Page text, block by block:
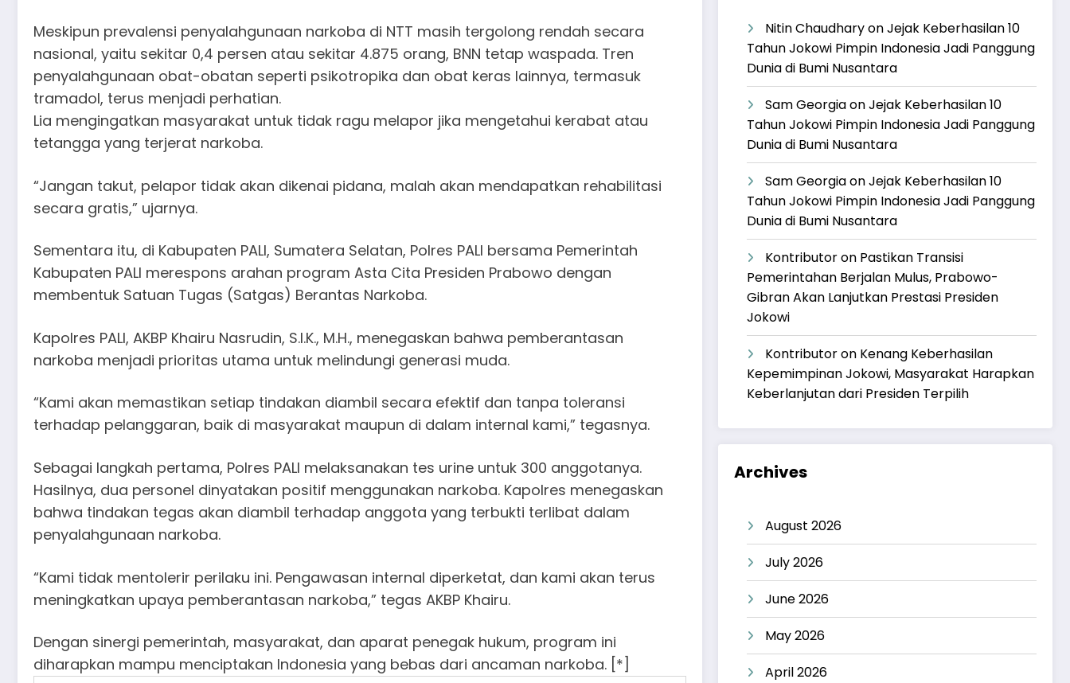
Meskipun prevalensi penyalahgunaan narkoba di NTT masih tergolong rendah secara
nasional, yaitu sekitar 0,4 persen atau sekitar 4.875 orang, BNN tetap waspada. Tren
penyalahgunaan obat-obatan seperti psikotropika dan obat keras lainnya, termasuk
tramadol, terus menjadi perhatian.
Lia mengingatkan masyarakat untuk tidak ragu melapor jika mengetahui kerabat atau
tetangga yang terjerat narkoba.
“Jangan takut, pelapor tidak akan dikenai pidana, malah akan mendapatkan rehabilitasi
secara gratis,” ujarnya.
Sementara itu, di Kabupaten PALI, Sumatera Selatan, Polres PALI bersama Pemerintah
Kabupaten PALI merespons arahan program Asta Cita Presiden Prabowo dengan
membentuk Satuan Tugas (Satgas) Berantas Narkoba.
Kapolres PALI, AKBP Khairu Nasrudin, S.I.K., M.H., menegaskan bahwa pemberantasan
narkoba menjadi prioritas utama untuk melindungi generasi muda.
“Kami akan memastikan setiap tindakan diambil secara efektif dan tanpa toleransi
terhadap pelanggaran, baik di masyarakat maupun di dalam internal kami,” tegasnya.
Sebagai langkah pertama, Polres PALI melaksanakan tes urine untuk 300 anggotanya.
Hasilnya, dua personel dinyatakan positif menggunakan narkoba. Kapolres menegaskan
bahwa tindakan tegas akan diambil terhadap anggota yang terbukti terlibat dalam
penyalahgunaan narkoba.
“Kami tidak mentolerir perilaku ini. Pengawasan internal diperketat, dan kami akan terus
meningkatkan upaya pemberantasan narkoba,” tegas AKBP Khairu.
Dengan sinergi pemerintah, masyarakat, dan aparat penegak hukum, program ini
diharapkan mampu menciptakan Indonesia yang bebas dari ancaman narkoba. [*]
Nitin ChaudharyonJejak Keberhasilan 10
Tahun Jokowi Pimpin Indonesia Jadi Panggung
Dunia di Bumi Nusantara
Sam GeorgiaonJejak Keberhasilan 10
Tahun Jokowi Pimpin Indonesia Jadi Panggung
Dunia di Bumi Nusantara
Sam GeorgiaonJejak Keberhasilan 10
Tahun Jokowi Pimpin Indonesia Jadi Panggung
Dunia di Bumi Nusantara
Kontributoron Pastikan Transisi
Pemerintahan Berjalan Mulus, Prabowo-
Gibran Akan Lanjutkan Prestasi Presiden
Jokowi
Kontributoron Kenang Keberhasilan
Kepemimpinan Jokowi, Masyarakat Harapkan
Keberlanjutan dari Presiden Terpilih
Archives
August 2026
July 2026
June 2026
May 2026
April 2026